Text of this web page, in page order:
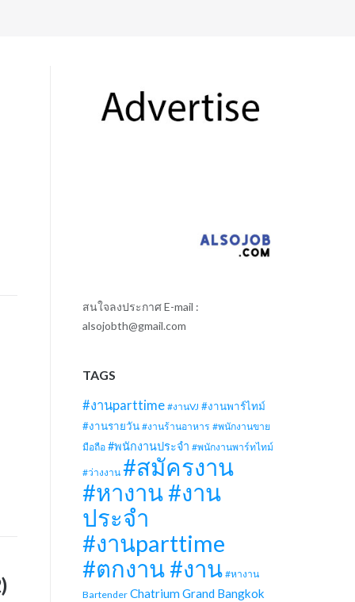
สนใจลงประกาศ E-mail :
alsojobth@gmail.com
TAGS
#งานparttime #งานVJ #งานพาร์ไทม์
#งานรายวัน #งานร้านอาหาร #พนักงานขาย
มือถือ #พนักงานประจำ #พนักงานพาร์ทไทม์
#ว่างงาน #สมัครงาน
#หางาน #งาน
ประจำ
#งานparttime
#ตกงาน #งาน #หางาน
Bartender Chatrium Grand Bangkok